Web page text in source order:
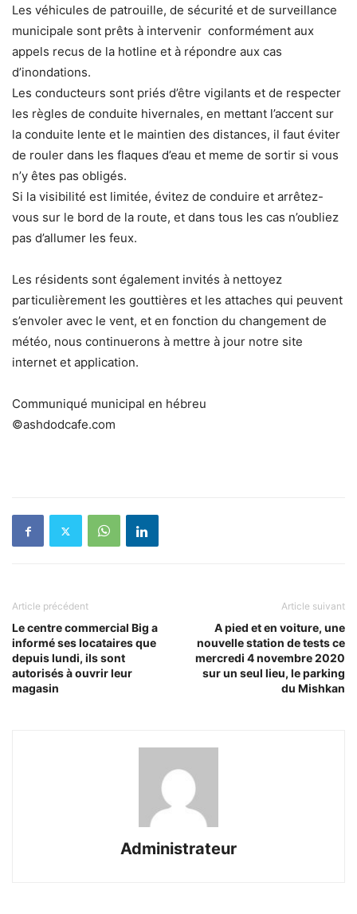
Les véhicules de patrouille, de sécurité et de surveillance
municipale sont prêts à intervenir conformément aux
appels recus de la hotline et à répondre aux cas
d’inondations.
Les conducteurs sont priés d’être vigilants et de respecter
les règles de conduite hivernales, en mettant l’accent sur
la conduite lente et le maintien des distances, il faut éviter
de rouler dans les flaques d’eau et meme de sortir si vous
n’y êtes pas obligés.
Si la visibilité est limitée, évitez de conduire et arrêtez-
vous sur le bord de la route, et dans tous les cas n’oubliez
pas d’allumer les feux.
Les résidents sont également invités à nettoyez
particulièrement les gouttières et les attaches qui peuvent
s’envoler avec le vent, et en fonction du changement de
météo, nous continuerons à mettre à jour notre site
internet et application.
Communiqué municipal en hébreu
©ashdodcafe.com
Article précédent
Le centre commercial Big a
informé ses locataires que
depuis lundi, ils sont
autorisés à ouvrir leur
magasin
Article suivant
A pied et en voiture, une
nouvelle station de tests ce
mercredi 4 novembre 2020
sur un seul lieu, le parking
du Mishkan
Administrateur